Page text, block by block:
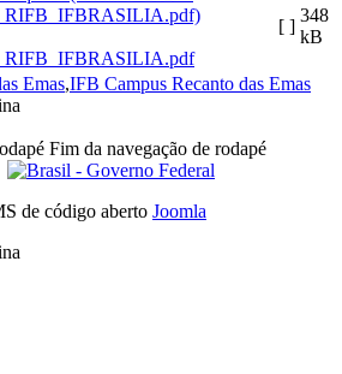
[ ]
348
kB
Emas,IFB Campus Recanto das Emas
Fim da navegação de rodapé
de código aberto Joomla